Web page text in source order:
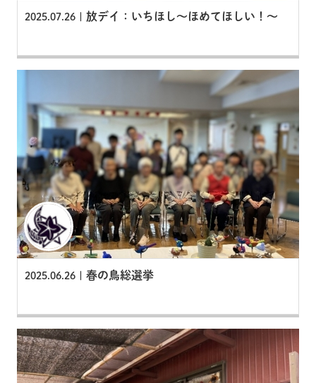
2025.07.26 | 放デイ：いちほし～ほめてほしい！～
2025.06.26 | 春の鳥総選挙